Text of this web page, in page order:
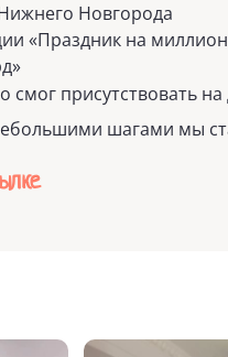
Новгорода
«Праздник на
смог присутствовать
шагами мы